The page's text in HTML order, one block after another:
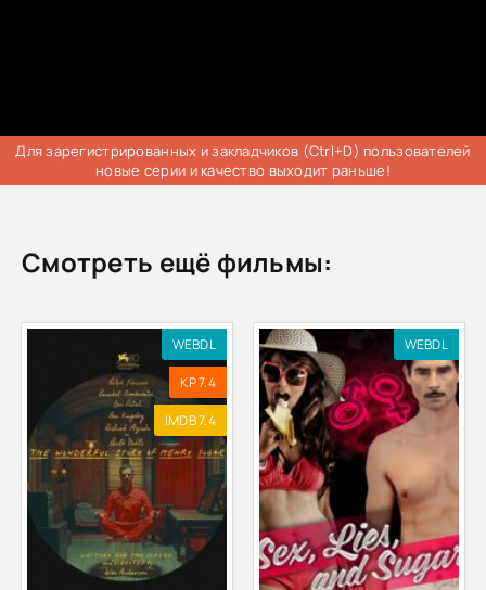
Для зарегистрированных и закладчиков (Ctrl+D) пользователей
новые серии и качество выходит раньше!
Смотреть ещё фильмы:
WEBDL
KP 7.4
IMDB 7.4
WEBDL